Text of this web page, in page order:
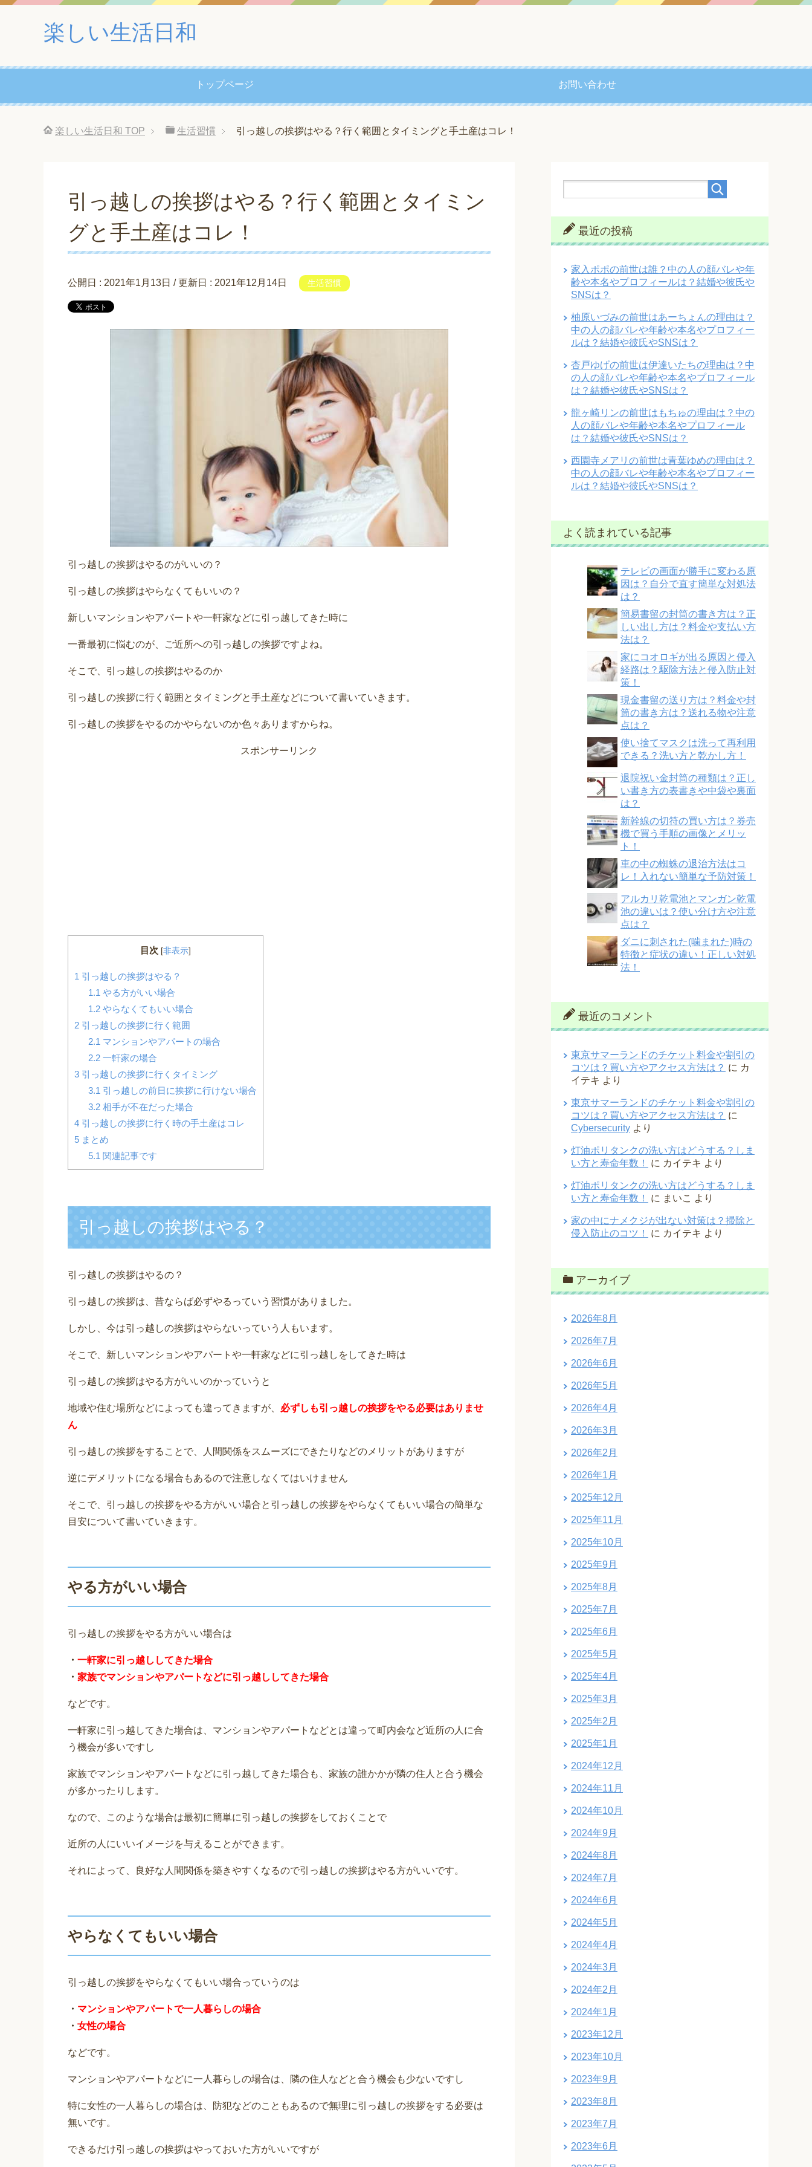
楽しい生活日和
トップページ お問い合わせ
楽しい生活日和 TOP 生活習慣 引っ越しの挨拶はやる？行く範囲とタイミングと手土産はコレ！
引っ越しの挨拶はやる？行く範囲とタイミン
グと手土産はコレ！
公開日 : 2021年1月13日 / 更新日 : 2021年12月14日 生活習慣
引っ越しの挨拶はやるのがいいの？
引っ越しの挨拶はやらなくてもいいの？
新しいマンションやアパートや一軒家などに引っ越してきた時に
一番最初に悩むのが、ご近所への引っ越しの挨拶ですよね。
そこで、引っ越しの挨拶はやるのか
引っ越しの挨拶に行く範囲とタイミングと手土産などについて書いていきます。
引っ越しの挨拶をやるのかやらないのか色々ありますからね。
スポンサーリンク
目次 [非表示]
1 引っ越しの挨拶はやる？
1.1 やる方がいい場合
1.2やらなくてもいい場合
2 引っ越しの挨拶に行く範囲
2.1 マンションやアパートの場合
2.2一軒家の場合
3 引っ越しの挨拶に行くタイミング
3.1 引っ越しの前日に挨拶に行けない場合
3.2相手が不在だった場合
4 引っ越しの挨拶に行く時の手土産はコレ
5 まとめ
5.1 関連記事です
引っ越しの挨拶はやる？
引っ越しの挨拶はやるの？
引っ越しの挨拶は、昔ならば必ずやるっていう習慣がありました。
しかし、今は引っ越しの挨拶はやらないっていう人もいます。
そこで、新しいマンションやアパートや一軒家などに引っ越しをしてきた時は
引っ越しの挨拶はやる方がいいのかっていうと
地域や住む場所などによっても違ってきますが、 必ずしも引っ越しの挨拶をやる必要はありませ
ん
引っ越しの挨拶をすることで、人間関係をスムーズにできたりなどのメリットがありますが
逆にデメリットになる場合もあるので注意しなくてはいけません
そこで、引っ越しの挨拶をやる方がいい場合と引っ越しの挨拶をやらなくてもいい場合の簡単な
目安について書いていきます。
やる方がいい場合
引っ越しの挨拶をやる方がいい場合は
・ 一軒家に引っ越ししてきた場合
・ 家族でマンションやアパートなどに引っ越ししてきた場合
などです。
一軒家に引っ越してきた場合は、マンションやアパートなどとは違って町内会など近所の人に合
う機会が多いですし
家族でマンションやアパートなどに引っ越してきた場合も、家族の誰かかが隣の住人と合う機会
が多かったりします。
なので、このような場合は最初に簡単に引っ越しの挨拶をしておくことで
近所の人にいいイメージを与えることができます。
それによって、良好な人間関係を築きやすくなるので引っ越しの挨拶はやる方がいいです。
やらなくてもいい場合
引っ越しの挨拶をやらなくてもいい場合っていうのは
・ マンションやアパートで一人暮らしの場合
・ 女性の場合
などです。
マンションやアパートなどに一人暮らしの場合は、隣の住人などと合う機会も少ないですし
特に女性の一人暮らしの場合は、防犯などのこともあるので無理に引っ越しの挨拶をする必要は
無いです。
できるだけ引っ越しの挨拶はやっておいた方がいいですが
最近の投稿
家入ポポの前世は誰？中の人の顔バレや年
齢や本名やプロフィールは？結婚や彼氏や
SNSは？
柚原いづみの前世はあーちょんの理由は？
中の人の顔バレや年齢や本名やプロフィー
ルは？結婚や彼氏やSNSは？
杏戸ゆげの前世は伊達いたちの理由は？中
の人の顔バレや年齢や本名やプロフィール
は？結婚や彼氏やSNSは？
龍ヶ崎リンの前世はもちゅの理由は？中の
人の顔バレや年齢や本名やプロフィール
は？結婚や彼氏やSNSは？
西園寺メアリの前世は青葉ゆめの理由は？
中の人の顔バレや年齢や本名やプロフィー
ルは？結婚や彼氏やSNSは？
よく読まれている記事
テレビの画面が勝手に変わる原
因は？自分で直す簡単な対処法
は？
簡易書留の封筒の書き方は？正
しい出し方は？料金や支払い方
法は？
家にコオロギが出る原因と侵入
経路は？駆除方法と侵入防止対
策！
現金書留の送り方は？料金や封
筒の書き方は？送れる物や注意
点は？
使い捨てマスクは洗って再利用
できる？洗い方と乾かし方！
退院祝い金封筒の種類は？正し
い書き方の表書きや中袋や裏面
は？
新幹線の切符の買い方は？券売
機で買う手順の画像とメリッ
ト！
車の中の蜘蛛の退治方法はコ
レ！入れない簡単な予防対策！
アルカリ乾電池とマンガン乾電
池の違いは？使い分け方や注意
点は？
ダニに刺された(噛まれた)時の
特徴と症状の違い！正しい対処
法！
最近のコメント
東京サマーランドのチケット料金や割引の
コツは？買い方やアクセス方法は？ に カ
イテキ より
東京サマーランドのチケット料金や割引の
コツは？買い方やアクセス方法は？ に
Cybersecurity より
灯油ポリタンクの洗い方はどうする？しま
い方と寿命年数！
に カイテキ より
灯油ポリタンクの洗い方はどうする？しま
い方と寿命年数！
に まいこ より
家の中にナメクジが出ない対策は？掃除と
侵入防止のコツ！
に カイテキ より
アーカイブ
2026年8月
2026年7月
2026年6月
2026年5月
2026年4月
2026年3月
2026年2月
2026年1月
2025年12月
2025年11月
2025年10月
2025年9月
2025年8月
2025年7月
2025年6月
2025年5月
2025年4月
2025年3月
2025年2月
2025年1月
2024年12月
2024年11月
2024年10月
2024年9月
2024年8月
2024年7月
2024年6月
2024年5月
2024年4月
2024年3月
2024年2月
2024年1月
2023年12月
2023年10月
2023年9月
2023年8月
2023年7月
2023年6月